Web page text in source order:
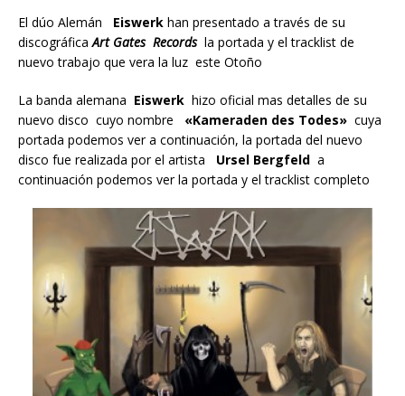
El dúo Alemán Eiswerk han presentado a través de su
discográficaArt Gates Records la portada y el tracklist de
nuevo trabajo que vera la luz este Otoño
La banda alemana Eiswerk hizo oficial mas detalles de su
nuevo disco cuyo nombre
«Kameraden des Todes» cuya
portada podemos ver a continuación, la portada del nuevo
disco fue realizada por el artista Ursel Bergfeld a
continuación podemos ver la portada y el tracklist completo